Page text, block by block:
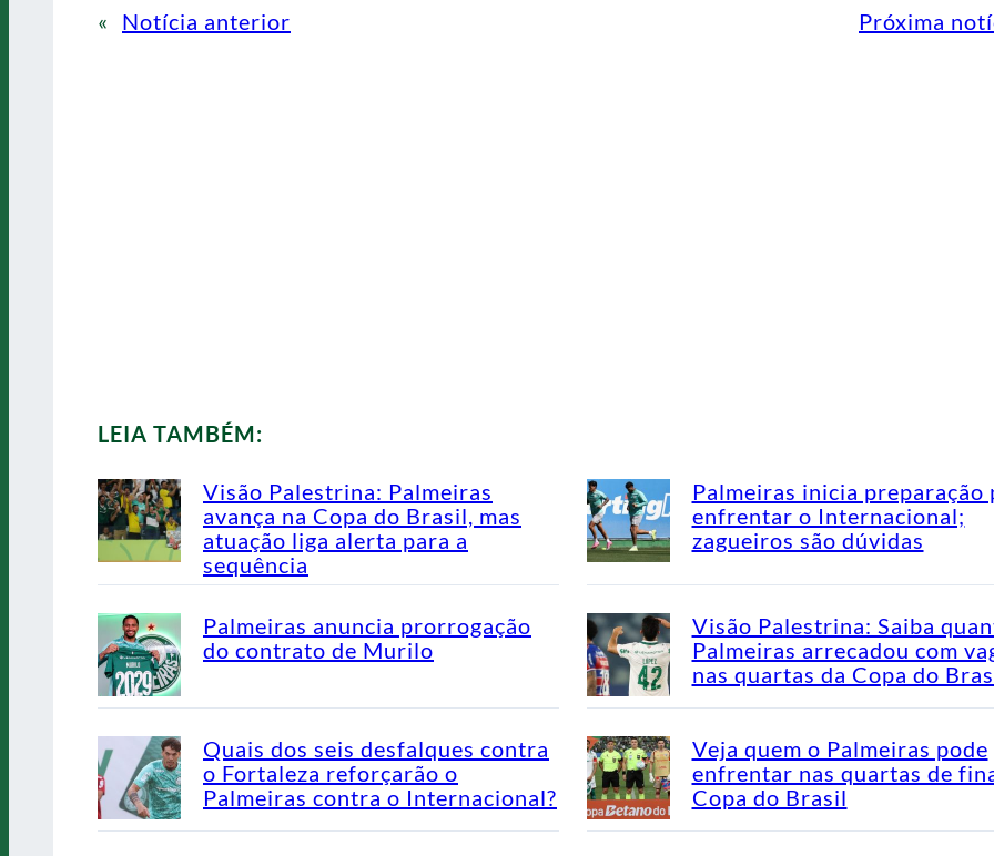
« Notícia anterior Próxima
LEIA TAMBÉM:
Visão Palestrina: Palmeiras
avança na Copa do Brasil, mas
atuação liga alerta para a
sequência
Palmeiras inicia preparação
enfrentar o Internacional;
zagueiros são dúvidas
Palmeiras anuncia prorrogação
do contrato de Murilo
Visão Palestrina: Saiba
Palmeiras arrecadou com
nas quartas da Copa do
Quais dos seis desfalques contra
o Fortaleza reforçarão o
Palmeiras contra o Internacional?
Veja quem o Palmeiras pode
enfrentar nas quartas de
Copa do Brasil